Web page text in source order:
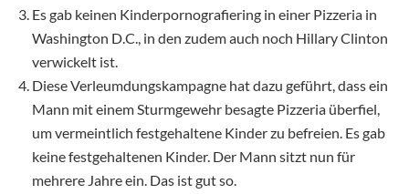
Es gab keinen Kinderpornografiering in einer Pizzeria in
Washington D.C., in den zudem auch noch Hillary Clinton
verwickelt ist.
Diese Verleumdungskampagne hat dazu geführt, dass ein
Mann mit einem Sturmgewehr besagte Pizzeria überfiel,
um vermeintlich festgehaltene Kinder zu befreien. Es gab
keine festgehaltenen Kinder. Der Mann sitzt nun für
mehrere Jahre ein. Das ist gut so.